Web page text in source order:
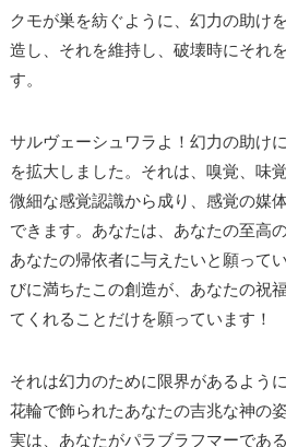
クモが巣を紡ぐように、幻力の助け
造し、それを維持し、破壊時にそれ
す。
サルヴェーシュワラよ！幻力の助け
を拡大しました。それは、嗅覚、味
微細な感覚認識から成り、感覚の媒
できます。あなたは、あなたの至高
あなたの帰依者に与えたいと願って
びに満ちたこの創造が、あなたの祝
てくれることだけを願っています！
それは幻力のために限界があるよう
花輪で飾られたあなたの吉兆な神の
実は、あなたがパラブラフマーであ